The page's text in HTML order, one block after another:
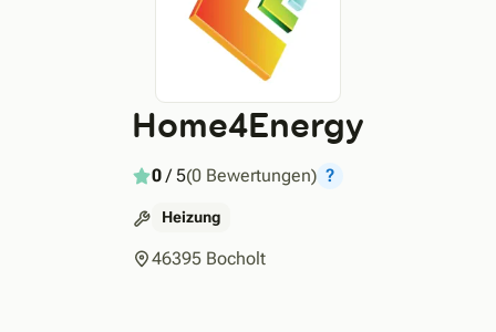
Home4Energy
0/ 5(0 Bewertungen) ?
Heizung
46395 Bocholt